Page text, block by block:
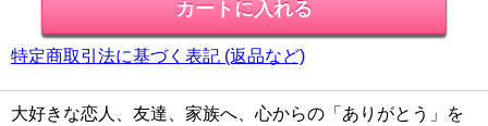
特定商取引法に基づく表記 (返品など)
大好きな恋人、友達、家族へ、心からの「ありがとう」を